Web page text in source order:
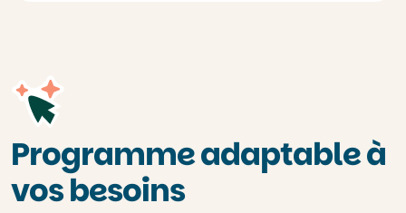
Programme adaptable à
vos besoins